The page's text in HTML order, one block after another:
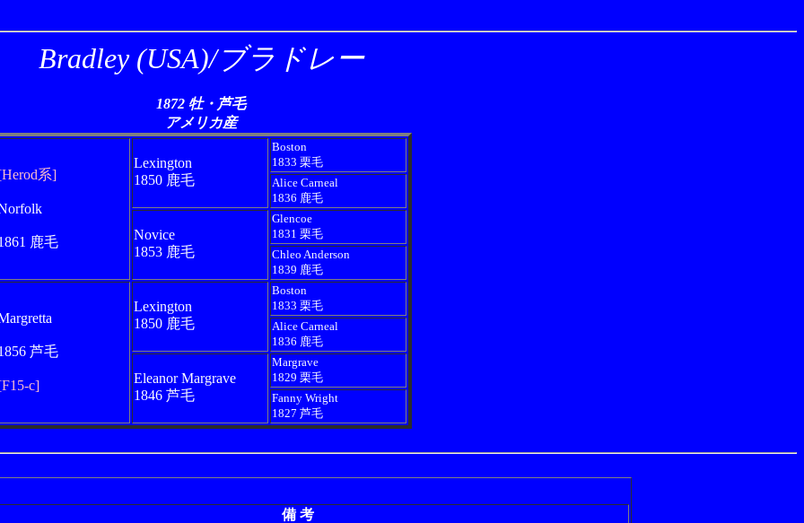
Bradley (USA)/ブラドレー
1872 牡・芦毛
アメリカ産
系]
鹿毛
Lexington
1850 鹿毛
Boston
1833 栗毛
Alice Carneal
1836 鹿毛
Novice
1853 鹿毛
Glencoe
1831 栗毛
Chleo Anderson
1839 鹿毛
芦毛
c]
Lexington
1850 鹿毛
Boston
1833 栗毛
Alice Carneal
1836 鹿毛
Eleanor Margrave
1846 芦毛
Margrave
1829 栗毛
Fanny Wright
1827 芦毛
備 考